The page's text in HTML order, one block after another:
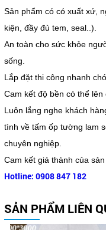
Sản phẩm có có xuất xứ,
kiện, đầy đủ tem, seal..).
An toàn cho sức khỏe
sống.
Lắp đặt thi công nhanh
Cam kết độ bền có thể lên
Luôn lắng nghe khách
tình về tấm ốp tường lam
chuyên nghiệp.
Cam kết giá thành của
Hotline: 0908 847 182
SẢN PHẨM LIÊN